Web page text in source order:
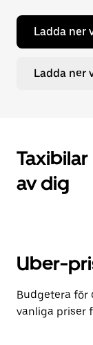
Ladda ner
Ladda ner
av dig
Uber-
Budgetera för
vanliga priser